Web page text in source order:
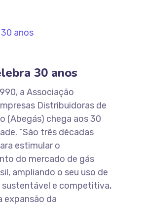
30 anos
a Associação
Distribuidoras de
(Abegás) chega aos 30
“São três décadas
estimular o
do mercado de gás
ampliando o seu uso de
sustentável e competitiva,
expansão da